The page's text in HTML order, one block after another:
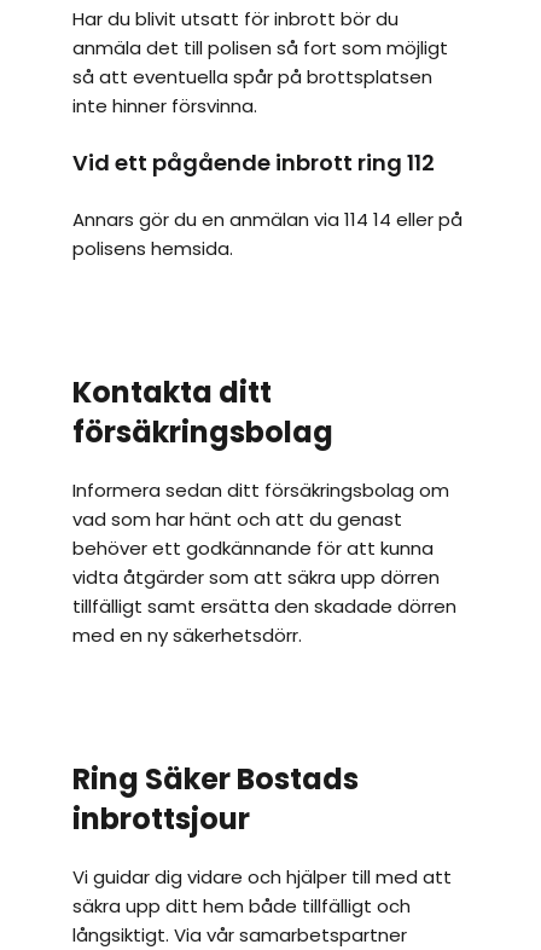
Har du blivit utsatt för inbrott bör du
anmäla det till polisen så fort som möjligt
så att eventuella spår på brottsplatsen
inte hinner försvinna.
Vid ett pågående inbrott ring 112
Annars gör du en anmälan via 114 14 eller på
polisens hemsida.
Kontakta ditt
försäkringsbolag
Informera sedan ditt försäkringsbolag om
vad som har hänt och att du genast
behöver ett godkännande för att kunna
vidta åtgärder som att säkra upp dörren
tillfälligt samt ersätta den skadade dörren
med en ny säkerhetsdörr.
Ring Säker Bostads
inbrottsjour
Vi guidar dig vidare och hjälper till med att
säkra upp ditt hem både tillfälligt och
långsiktigt. Via vår samarbetspartner